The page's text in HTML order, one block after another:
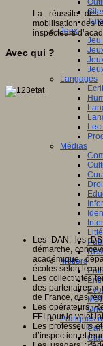
Jeux
Jeu
Langages
Médias
Métiers
Pratiques
La réussite
mobilisation des
inspecteurs
Avec qui ?
Les DAN, les
démarche,
académique,
écoles selon le
Les collectivités
des partenaires »
de France, des
Les opérateurs,
FEI pour le volet
Les professeurs
d’inspection et